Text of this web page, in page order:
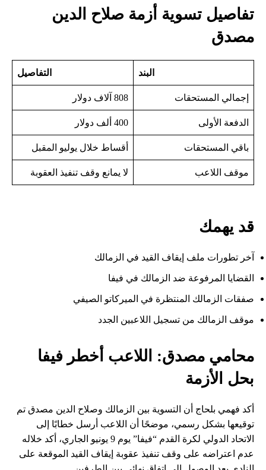
تفاصيل تسوية أزمة صلاح الدين
مصدق
البند التفاصيل
إجمالي المستحقات 808 آلاف دولار
الدفعة الأولى 400 ألف دولار
باقي المستحقات أقساط خلال يوليو المقبل
موقف اللاعب لا يمانع وقف تنفيذ العقوبة
قد يهمك
آخر تطورات ملف إيقاف القيد في الزمالك
القضايا المرفوعة ضد الزمالك في فيفا
صفقات الزمالك المنتظرة في الميركاتو الصيفي
موقف الزمالك من تسجيل اللاعبين الجدد
محامي مصدق: اللاعب أخطر فيفا
بحل الأزمة
أكد فهمي بلحاج أن التسوية بين الزمالك وصلاح الدين مصدق تم
توقيعها بشكل رسمي، موضحًا أن اللاعب أرسل خطابًا إلى
الاتحاد الدولي لكرة القدم “فيفا” يوم 9 يونيو الجاري، أكد خلاله
عدم اعتراضه على وقف تنفيذ عقوبة إيقاف القيد الموقعة على